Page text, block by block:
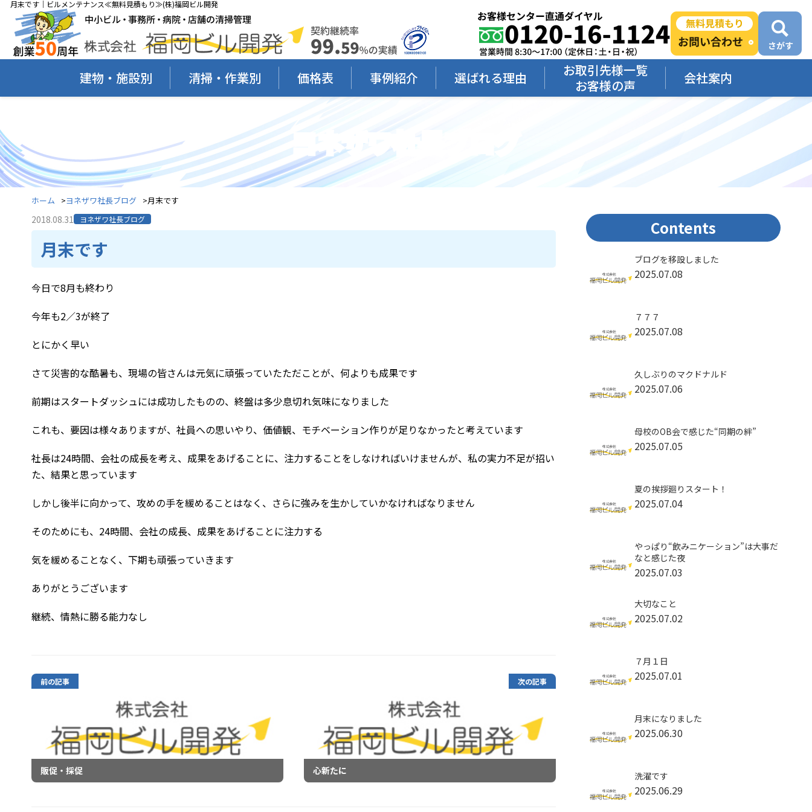
月末です｜ビルメンテナンス≪無料見積もり≫(株)福岡ビル開発
建物・施設別 清掃・作業別 価格表 事例紹介 選ばれる理由
お取引先様一覧
お客様の声
会社案内
ヨネザワ社長ブログ
ホーム ヨネザワ社長ブログ 月末です
2018.08.31 ヨネザワ社長ブログ
月末です
今日で8月も終わり
今年も2／3が終了
とにかく早い
さて災害的な酷暑も、現場の皆さんは元気に頑張っていたただことが、何よりも成果です
前期はスタートダッシュには成功したものの、終盤は多少息切れ気味になりました
これも、要因は様々ありますが、社員への思いやり、価値観、モチベーション作りが足りなかったと考えています
社長は24時間、会社の成長を考え、成果をあげることに、注力することをしなければいけませんが、私の実力不足が招い
た、結果と思っています
しかし後半に向かって、攻めの手を緩めることはなく、さらに強みを生かしていかなければなりません
そのためにも、24時間、会社の成長、成果をあげることに注力する
気を緩めることなく、下期も頑張っていきます
ありがとうございます
継続、情熱に勝る能力なし
前の記事
販促・採促
次の記事
心新たに
Contents
ブログを移設しました
2025.07.08
７７７
2025.07.08
久しぶりのマクドナルド
2025.07.06
母校のOB会で感じた“同期の絆”
2025.07.05
夏の挨拶廻りスタート！
2025.07.04
やっぱり“飲みニケーション”は大事だ
なと感じた夜
2025.07.03
大切なこと
2025.07.02
７月１日
2025.07.01
月末になりました
2025.06.30
洗濯です
2025.06.29